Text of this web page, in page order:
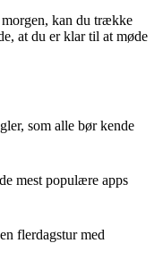
morgen, kan du trække
at du er klar til at møde
som alle bør kende
mest populære apps
flerdagstur med